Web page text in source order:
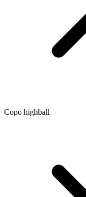
Copo highball